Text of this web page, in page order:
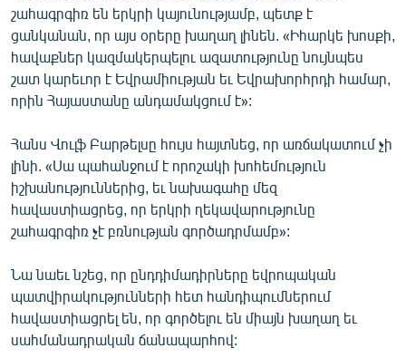
շահագրգիռ են երկրի կայունությամբ, պետք է
ցանկանան, որ այս օրերը խաղաղ լինեն. «Իհարկե խոսքի,
հավաքներ կազմակերպելու ազատությունը նույնպես
շատ կարեւոր է Եվրամիության եւ Եվրախորհրդի համար,
որին Հայաստանը անդամակցում է»:
Հանս Վուլֆ Բարթելսը հույս հայտնեց, որ առճակատում չի
լինի. «Սա պահանջում է որոշակի խոհեմություն
իշխանություններից, եւ նախագահը մեզ
հավաստիացրեց, որ երկրի ղեկավարությունը
շահագրգիռ չէ բռնության գործադրմամբ»:
Նա նաեւ նշեց, որ ընդդիմադիրները եվրոպական
պատվիրակությունների հետ հանդիպումներում
հավաստիացրել են, որ գործելու են միայն խաղաղ եւ
սահմանադրական ճանապարհով: